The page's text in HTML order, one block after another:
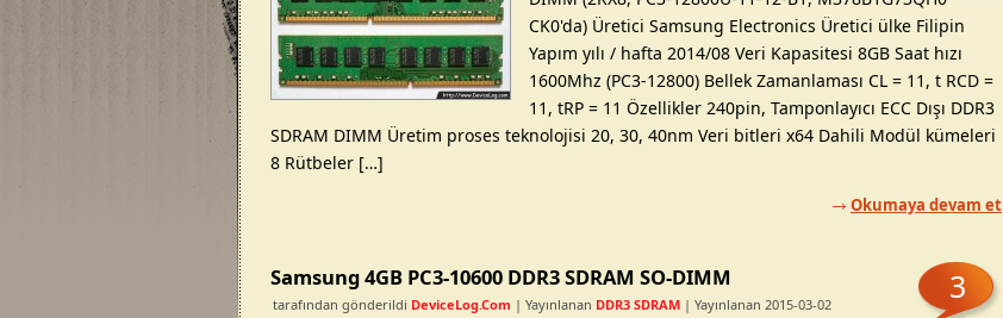
CK0'da) Üretici Samsung Electronics Üretici ülke Filipin
Yapım yılı / hafta 2014/08 Veri Kapasitesi 8GB Saat hızı
1600Mhz (PC3-12800) Bellek Zamanlaması CL = 11, t RCD =
11, tRP = 11 Özellikler 240pin, Tamponlayıcı ECC Dışı DDR3
SDRAM DIMM Üretim proses teknolojisi 20, 30, 40nm Veri bitleri x64 Dahili Modül kümeleri
8 Rütbeler […]
Okumaya devam et
Samsung 4GB PC3-10600 DDR3 SDRAM SO-DIMM
tarafından gönderildi DeviceLog.com | Yayınlanan DDR3 SDRAM | Yayınlanan 2015-03-02 3